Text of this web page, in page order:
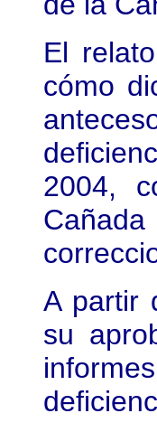
El
cómo
2004,
A partir
su